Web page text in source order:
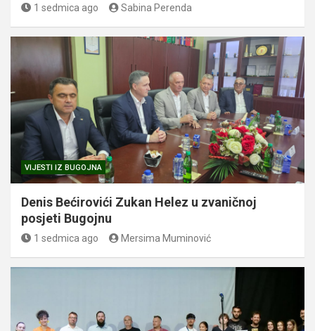
1 sedmica ago Sabina Perenda
VIJESTI IZ BUGOJNA
Denis Bećirovići Zukan Helez u zvaničnoj
posjeti Bugojnu
1 sedmica ago Mersima Muminović